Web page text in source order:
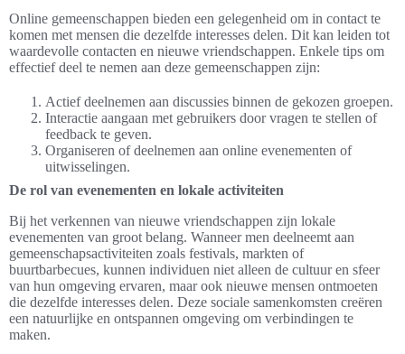
Online gemeenschappen bieden een gelegenheid om in contact te
komen met mensen die dezelfde interesses delen. Dit kan leiden tot
waardevolle contacten en nieuwe vriendschappen. Enkele tips om
effectief deel te nemen aan deze gemeenschappen zijn:
Actief deelnemen aan discussies binnen de gekozen groepen.
Interactie aangaan met gebruikers door vragen te stellen of
feedback te geven.
Organiseren of deelnemen aan online evenementen of
uitwisselingen.
De rol van evenementen en lokale activiteiten
Bij het verkennen van nieuwe vriendschappen zijn lokale
evenementen van groot belang. Wanneer men deelneemt aan
gemeenschapsactiviteiten zoals festivals, markten of
buurtbarbecues, kunnen individuen niet alleen de cultuur en sfeer
van hun omgeving ervaren, maar ook nieuwe mensen ontmoeten
die dezelfde interesses delen. Deze sociale samenkomsten creëren
een natuurlijke en ontspannen omgeving om verbindingen te
maken.